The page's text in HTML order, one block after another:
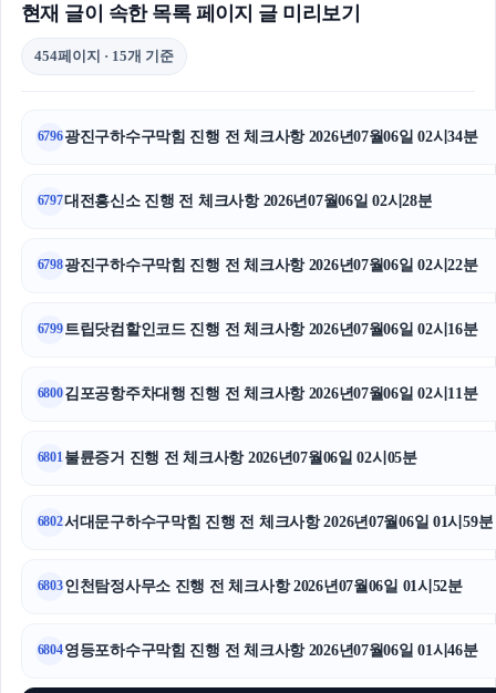
금천구하수구막힘
수원변호사
서초이혼변호사
현재 글이 속한 목록 페이지 글 미리보기
454페이지 · 15개 기준
6796광진구하수구막힘 진행 전 체크사항 2026년07월06일 02시34분
6797대전흥신소 진행 전 체크사항 2026년07월06일 02시28분
6798광진구하수구막힘 진행 전 체크사항 2026년07월06일 02시22분
6799트립닷컴할인코드 진행 전 체크사항 2026년07월06일 02시16분
6800김포공항주차대행 진행 전 체크사항 2026년07월06일 02시11분
6801불륜증거 진행 전 체크사항 2026년07월06일 02시05분
6802서대문구하수구막힘 진행 전 체크사항 2026년07월06일 01시59분
6803인천탐정사무소 진행 전 체크사항 2026년07월06일 01시52분
6804영등포하수구막힘 진행 전 체크사항 2026년07월06일 01시46분